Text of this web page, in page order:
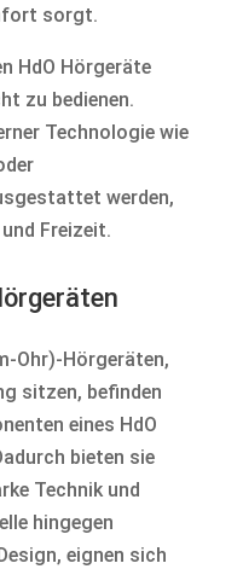
sorgt.
HdO Hörgeräte
zu bedienen.
Technologie wie
werden,
Freizeit.
Ohr)-Hörgeräten,
sitzen, befinden
eines HdO
bieten sie
Technik und
hingegen
eignen sich